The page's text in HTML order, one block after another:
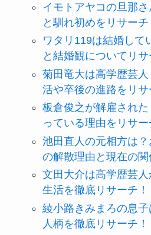
イモトアヤコの旦那
と馴れ初めをリサーチ
ワタリ119は結婚して
と結婚観についてリサ
菊田竜大は高学歴芸
活や卒後の進路をリサ
板倉俊之が解雇され
っている理由をリサー
池田直人の元相方は
の解散理由と現在の関
文田大介は高学歴芸
生活を徹底リサーチ！
綾小路きみまろの息
人柄を徹底リサーチ！